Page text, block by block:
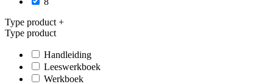
Type product +
Type product
Handleiding
Leeswerkboek
Werkboek